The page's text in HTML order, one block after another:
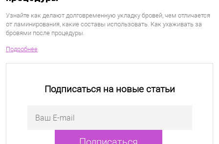
Узнайте как делают долговременную укладку бровей, чем отличается
от ламинирования, какие составы использовать. Как ухаживать за
бровями после процедуры.
Подробнее
Подписаться на новые статьи